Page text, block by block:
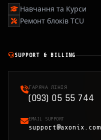
Навчання та Курси
Ремонт блоків TCU
SUPPORT & BILLING
ГАРЯЧА ЛІНІЯ
(093) 05 55 744
EMAIL SUPPORT
support@axonix.com